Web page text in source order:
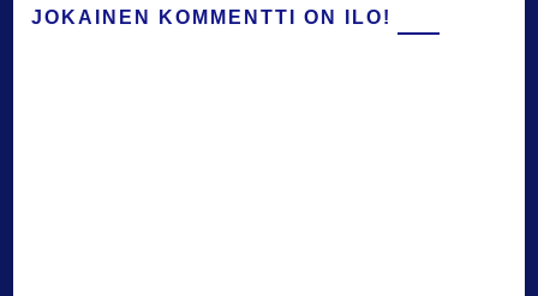
JOKAINEN KOMMENTTI ON ILO!